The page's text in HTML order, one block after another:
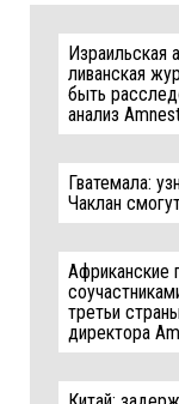
Израильская
ливанская
быть
анализ
Гватемала:
Чаклан
Африканские
третьи
директора